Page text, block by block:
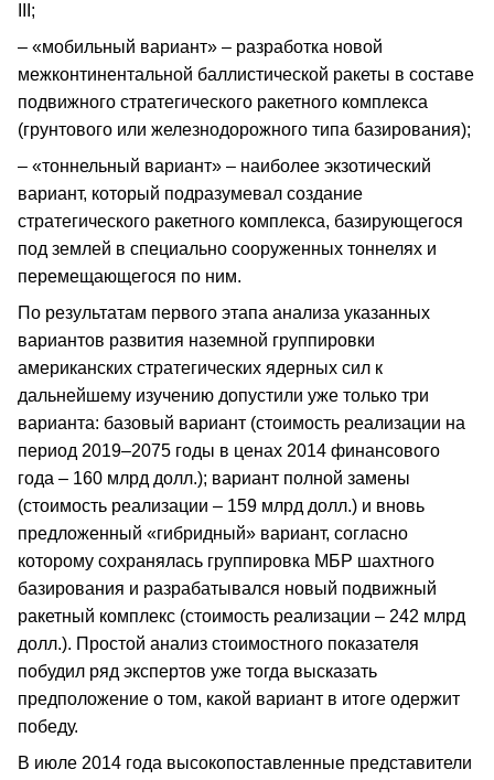
III;
– «мобильный вариант» – разработка новой
межконтинентальной баллистической ракеты в составе
подвижного стратегического ракетного комплекса
(грунтового или железнодорожного типа базирования);
– «тоннельный вариант» – наиболее экзотический
вариант, который подразумевал создание
стратегического ракетного комплекса, базирующегося
под землей в специально сооруженных тоннелях и
перемещающегося по ним.
По результатам первого этапа анализа указанных
вариантов развития наземной группировки
американских стратегических ядерных сил к
дальнейшему изучению допустили уже только три
варианта: базовый вариант (стоимость реализации на
период 2019–2075 годы в ценах 2014 финансового
года – 160 млрд долл.); вариант полной замены
(стоимость реализации – 159 млрд долл.) и вновь
предложенный «гибридный» вариант, согласно
которому сохранялась группировка МБР шахтного
базирования и разрабатывался новый подвижный
ракетный комплекс (стоимость реализации – 242 млрд
долл.). Простой анализ стоимостного показателя
побудил ряд экспертов уже тогда высказать
предположение о том, какой вариант в итоге одержит
победу.
В июле 2014 года высокопоставленные представители